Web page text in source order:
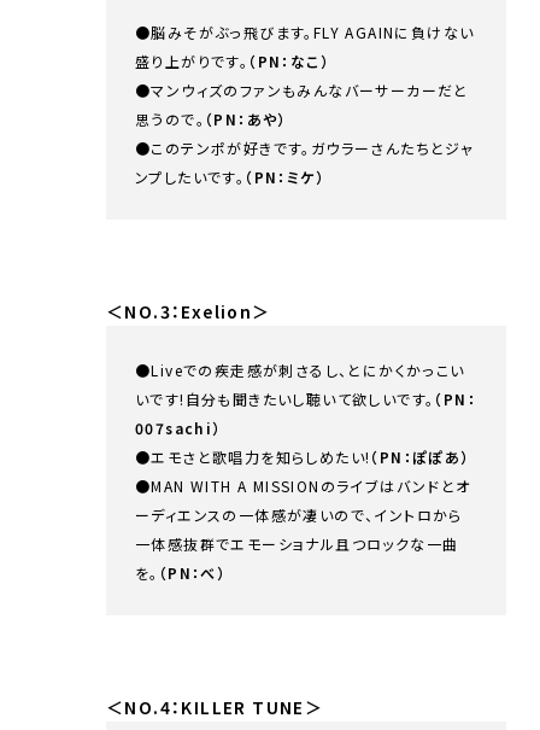
●脳みそがぶっ飛びます。FLY AGAINに負けない
盛り上がりです。 （PN：なこ）
●マンウィズのファンもみんなバーサーカーだと
思うので。 （PN：あや）
●このテンポが好きです。ガウラーさんたちとジャ
ンプしたいです。 （PN：ミケ）
＜NO.3：Exelion＞
●Liveでの疾走感が刺さるし、とにかくかっこい
いです!自分も聞きたいし聴いて欲しいです。 （PN：
007sachi）
●エモさと歌唱力を知らしめたい! （PN：ぽぽあ）
●MAN WITH A MISSIONのライブはバンドとオ
ーディエンスの一体感が凄いので、イントロから
一体感抜群でエモーショナル且つロックな一曲
を。 （PN：べ）
＜NO.4：KILLER TUNE＞